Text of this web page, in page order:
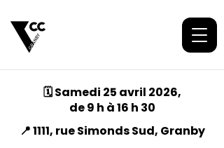
🗓️ Samedi 25 avril 2026,
de 9 h à 16 h 30
📍 1111, rue Simonds Sud, Granby